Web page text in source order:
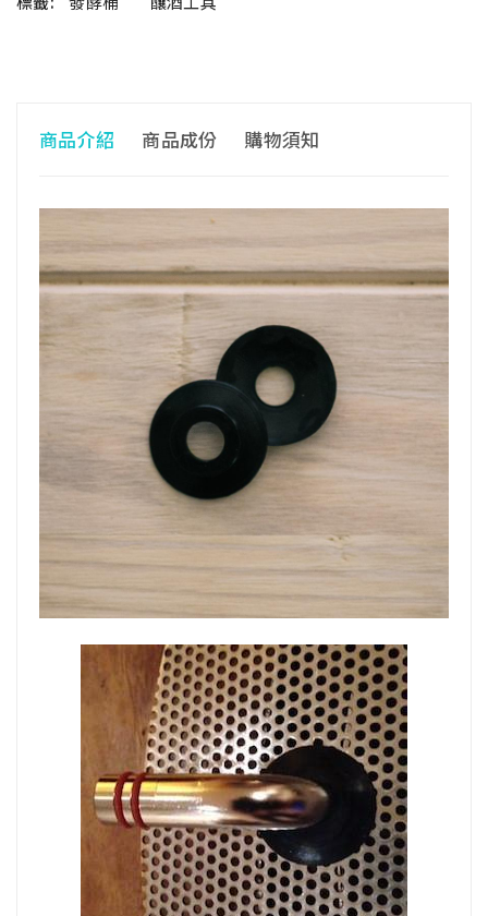
商品介紹 商品成份 購物須知